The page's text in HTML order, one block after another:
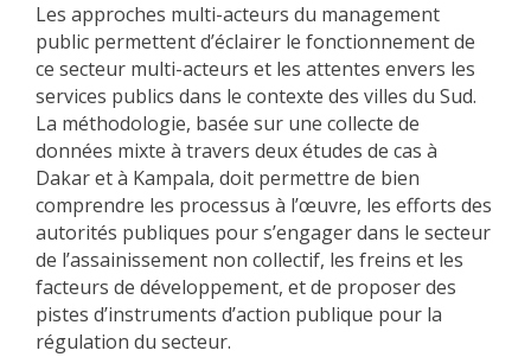
Les approches multi-acteurs du management
public permettent d’éclairer le fonctionnement de
ce secteur multi-acteurs et les attentes envers les
services publics dans le contexte des villes du Sud.
La méthodologie, basée sur une collecte de
données mixte à travers deux études de cas à
Dakar et à Kampala, doit permettre de bien
comprendre les processus à l’œuvre, les efforts des
autorités publiques pour s’engager dans le secteur
de l’assainissement non collectif, les freins et les
facteurs de développement, et de proposer des
pistes d’instruments d’action publique pour la
régulation du secteur.